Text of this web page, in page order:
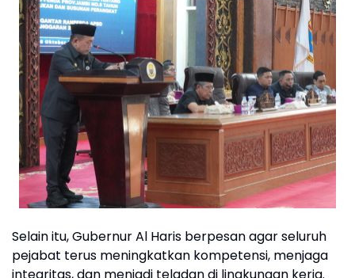
Selain itu, Gubernur Al Haris berpesan agar seluruh
pejabat terus meningkatkan kompetensi, menjaga
integritas, dan menjadi teladan di lingkungan kerja.